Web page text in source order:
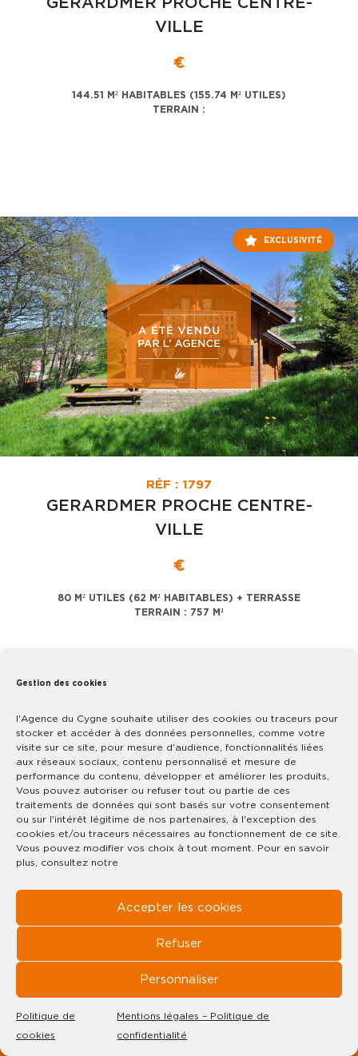
Gestion des cookies
l'Agence du Cygne souhaite utiliser des cookies ou traceurs pour
stocker et accéder à des données personnelles, comme votre
visite sur ce site, pour mesure d'audience, fonctionnalités liées
aux réseaux sociaux, contenu personnalisé et mesure de
performance du contenu, développer et améliorer les produits,
Vous pouvez autoriser ou refuser tout ou partie de ces
traitements de données qui sont basés sur votre consentement
ou sur l'intérêt légitime de nos partenaires, à l'exception des
cookies et/ou traceurs nécessaires au fonctionnement de ce site.
Vous pouvez modifier vos choix à tout moment. Pour en savoir
plus, consultez notre
Accepter les cookies
Refuser
Personnaliser
Politique de
cookies
Mentions légales – Politique de
confidentialité
CE BIEN VOUS INTÉRESSE ?
GERARDMER PROCHE CENTRE-
VILLE
€
144.51 M² HABITABLES (155.74 M² UTILES)
TERRAIN :
EXCLUSIVITÉ
RÉF : 1797
GERARDMER PROCHE CENTRE-
VILLE
€
80 M² UTILES (62 M² HABITABLES) + TERRASSE
TERRAIN : 757 M²
EXCLUSIVITÉ
SOUS COMPROMIS
XONRUPT-LONGEMER
€